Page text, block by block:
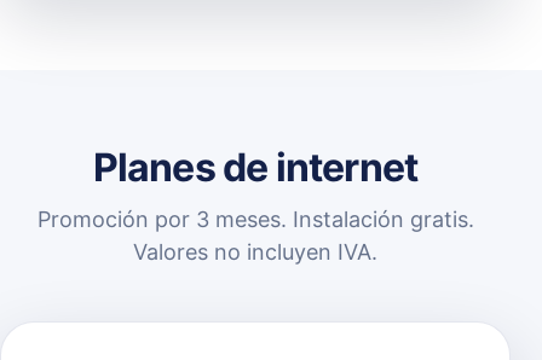
Planes de internet
Promoción por 3 meses. Instalación gratis.
Valores no incluyen IVA.